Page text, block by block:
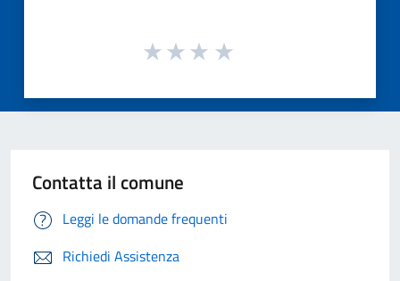
Contatta il comune
Leggi le domande frequenti
Richiedi Assistenza